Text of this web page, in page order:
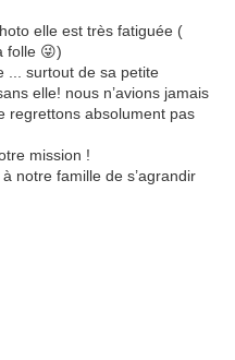
elle est très fatiguée (
folle 😜)
... surtout de sa petite
elle! nous n’avions jamais
regrettons absolument pas
mission !
notre famille de s’agrandir